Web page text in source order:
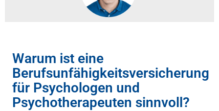
Warum ist eine
Berufsunfähigkeitsversicherung
für Psychologen und
Psychotherapeuten sinnvoll?